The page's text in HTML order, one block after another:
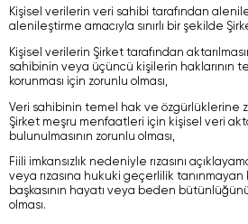
Kişisel verilerin veri sahibi tarafından
alenileştirme amacıyla sınırlı bir şekilde
Kişisel verilerin Şirket tarafından
sahibinin veya üçüncü kişilerin haklarının
korunması için zorunlu olması,
Veri sahibinin temel hak ve özgürlüklerine
Şirket meşru menfaatleri için kişisel veri
bulunulmasının zorunlu olması,
Fiili imkansızlık nedeniyle rızasını
veya rızasına hukuki geçerlilik
başkasının hayatı veya beden
olması.